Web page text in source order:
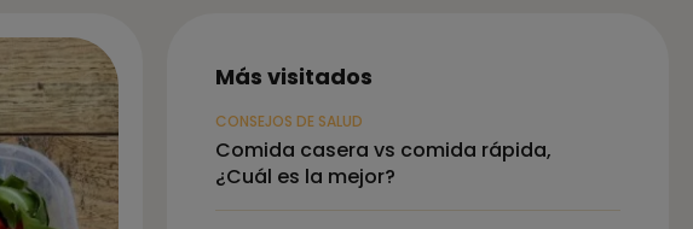
Más visitados
CONSEJOS DE SALUD
Comida casera vs comida rápida,
¿Cuál es la mejor?